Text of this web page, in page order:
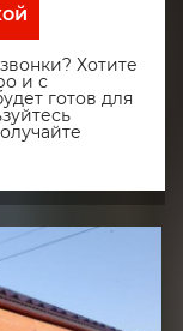
Хотите
и с
готов для